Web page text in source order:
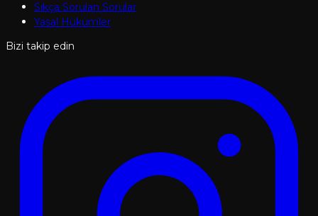
Sıkça Sorulan Sorular
Yasal Hükümler
Bizi takip edin